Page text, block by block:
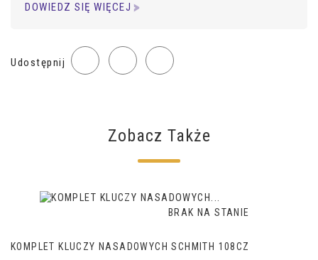
DOWIEDZ SIĘ WIĘCEJ
Udostępnij
Zobacz Także
BRAK NA STANIE
KOMPLET KLUCZY NASADOWYCH SCHMITH 108CZ